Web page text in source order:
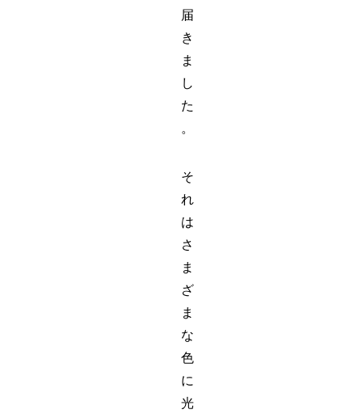
届
き
ま
し
た
。
そ
れ
は
さ
ま
ざ
ま
な
色
に
光